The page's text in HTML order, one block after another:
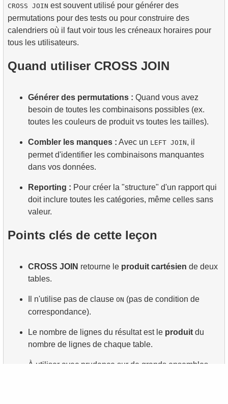
CROSS JOIN est souvent utilisé pour générer des
permutations pour des tests ou pour construire des
calendriers où il faut voir tous les créneaux horaires pour
tous les utilisateurs.
Quand utiliser CROSS JOIN
Générer des permutations : Quand vous avez
besoin de toutes les combinaisons possibles (ex.
toutes les couleurs de produit vs toutes les tailles).
Combler les manques : Avec un LEFT JOIN, il
permet d'identifier les combinaisons manquantes
dans vos données.
Reporting : Pour créer la "structure" d'un rapport qui
doit inclure toutes les catégories, même celles sans
valeur.
Points clés de cette leçon
CROSS JOIN retourne le produit cartésien de deux
tables.
Il n'utilise pas de clause ON (pas de condition de
correspondance).
Le nombre de lignes du résultat est le produit du
nombre de lignes de chaque table.
À utiliser avec prudence sur de grands ensembles